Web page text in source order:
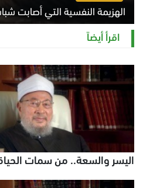
الهزيمة النفسية التي أصابت
الخميس 6 أغسطس 2026 11:12 ص
اقرأ أيضاً
اليسر والسعة.. من سمات